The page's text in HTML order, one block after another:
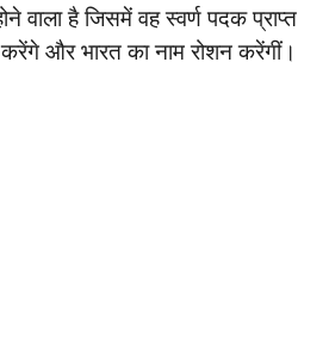
वाला है जिसमें वह स्वर्ण पदक प्राप्त
और भारत का नाम रोशन करेंगीं।